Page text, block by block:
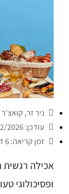
ניר זר,
עודכן: 15/02/2026
זמן קריאה: 6 דקות
אכילה
ופסיכולוגי